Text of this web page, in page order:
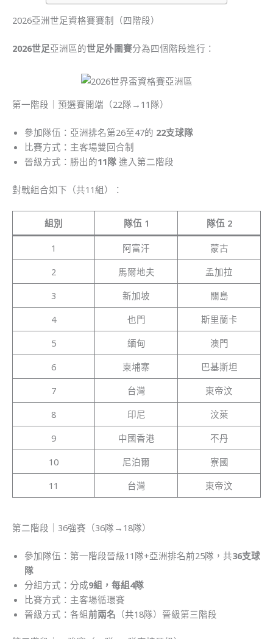
2026亞洲世足資格賽賽制（四階段）
2026世足亞洲區的世足外圍賽分為四個階段進行：
第一階段｜預選賽開端（22隊→11隊）
參加隊伍：亞洲排名第26至47的 22支球隊
比賽方式：主客場雙回合制
晉級方式：勝出的11隊 進入第二階段
對戰組合如下（共11組）：
組別 隊伍 1 隊伍 2
1 阿富汗
蒙古
2
馬爾地夫
孟加拉
3
新加坡
關島
4
也門
斯里蘭卡
5
緬甸
澳門
6
柬埔寨
巴基斯坦
7
台灣
東帝汶
8
印尼
汶萊
9
中國香港
不丹
10
尼泊爾
寮國
11
台灣 東帝汶
第二階段｜36強賽（36隊→18隊）
參加隊伍：第一階段晉級11隊+亞洲排名前25隊，共36支球
隊
分組方式：分成9組，每組4隊
比賽方式：主客場循環賽
晉級方式：各組前兩名 （共18隊）晉級第三階段